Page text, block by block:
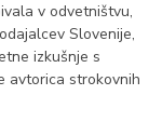
v odvetništvu,
Slovenije,
izkušnje s
avtorica strokovnih